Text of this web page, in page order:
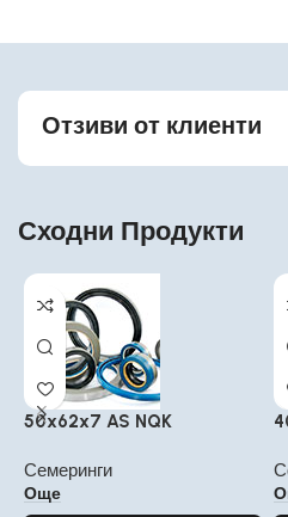
Отзиви от клиенти
Сходни Продукти
50x62x7 AS NQK
Семеринги
Още